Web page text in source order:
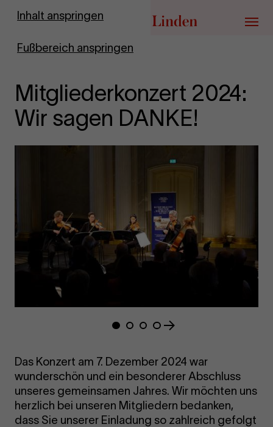
Inhalt anspringen
Fußbereich anspringen
Zur Startseite
Menü
Mitgliederkonzert 2024:
Wir sagen DANKE!
Zeige
1
Zeige
2
Zeige
3
Zeige
4
Das Konzert am 7. Dezember 2024 war
wunderschön und ein besonderer Abschluss
unseres gemeinsamen Jahres. Wir möchten uns
herzlich bei unseren Mitgliedern bedanken,
dass Sie unserer Einladung so zahlreich gefolgt